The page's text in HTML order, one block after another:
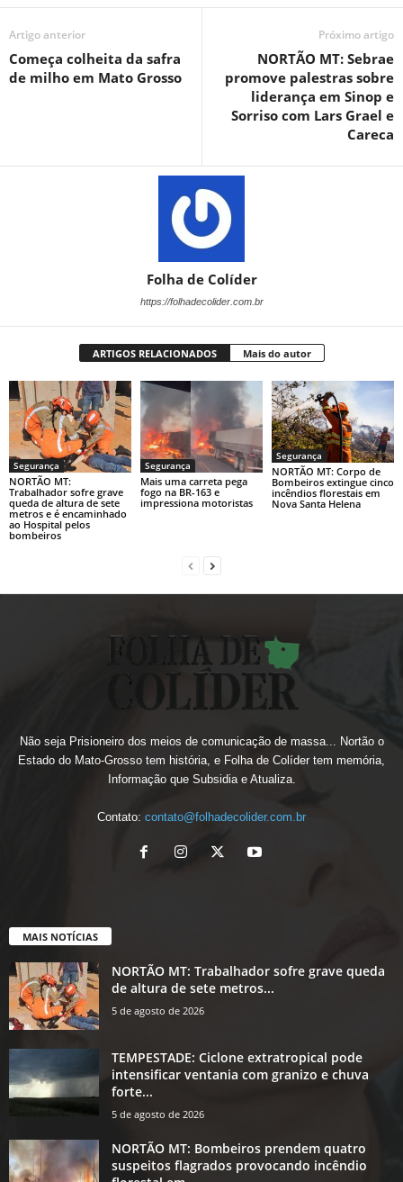
Artigo anterior
Começa colheita da safra
de milho em Mato Grosso
Próximo artigo
NORTÃO MT: Sebrae
promove palestras sobre
liderança em Sinop e
Sorriso com Lars Grael e
Careca
Folha de Colíder
https://folhadecolider.com.br
ARTIGOS RELACIONADOS Mais do autor
Segurança
NORTÃO MT:
Trabalhador sofre grave
queda de altura de sete
metros e é encaminhado
ao Hospital pelos
bombeiros
Segurança
Mais uma carreta pega
fogo na BR-163 e
impressiona motoristas
Segurança
NORTÃO MT: Corpo de
Bombeiros extingue cinco
incêndios florestais em
Nova Santa Helena
Não seja Prisioneiro dos meios de comunicação de massa... Nortão o
Estado do Mato-Grosso tem história, e Folha de Colíder tem memória,
Informação que Subsidia e Atualiza.
Contato: contato@folhadecolider.com.br
MAIS NOTÍCIAS
NORTÃO MT: Trabalhador sofre grave queda
de altura de sete metros...
5 de agosto de 2026
TEMPESTADE: Ciclone extratropical pode
intensificar ventania com granizo e chuva
forte...
5 de agosto de 2026
NORTÃO MT: Bombeiros prendem quatro
suspeitos flagrados provocando incêndio